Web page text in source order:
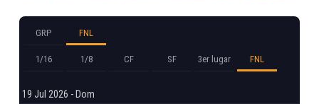
GRP FNL
1/16 1/8 CF SF 3er lugar FNL
19 Jul 2026 - Dom